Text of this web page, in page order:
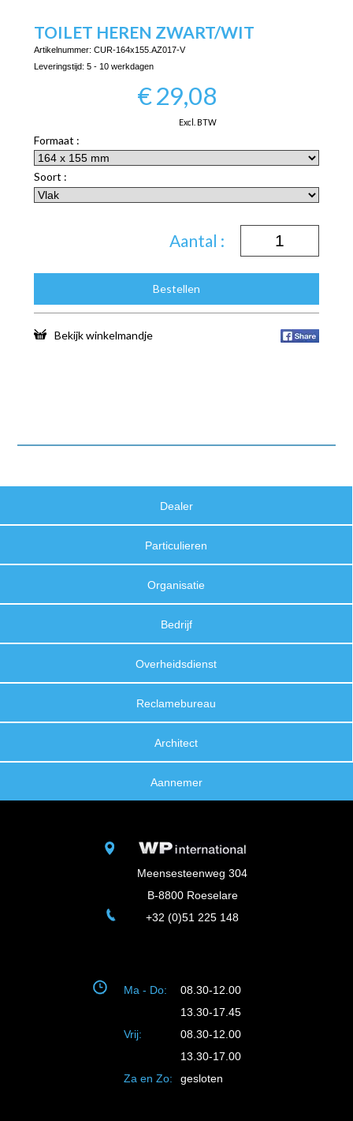
TOILET HEREN ZWART/WIT
Artikelnummer: CUR-164x155.AZ017-V
Leveringstijd: 5 - 10 werkdagen
€29,08
Excl. BTW
Formaat :
Soort :
Aantal :
Bestellen
Bekijk winkelmandje
Dealer
Particulieren
Organisatie
Bedrijf
Overheidsdienst
Reclamebureau
Architect
Aannemer
Meensesteenweg 304
B-8800 Roeselare
+32 (0)51 225 148
Ma - Do:
08.30-12.00
13.30-17.45
Vrij:
08.30-12.00
13.30-17.00
Za en Zo:
gesloten